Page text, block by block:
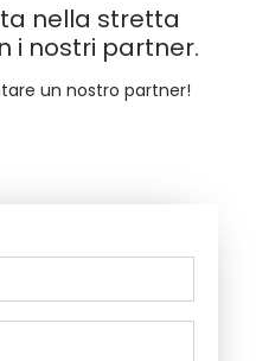
nella stretta
i nostri partner.
un nostro partner!